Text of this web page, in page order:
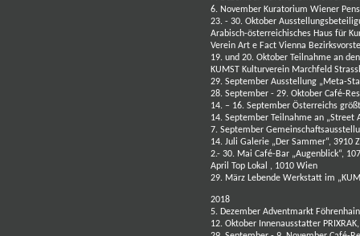
6. November Kuratorium Wiener
23. - 30. Oktober
Arabisch-österreichisches Haus für
Verein Art e Fact Vienna
19. und 20. Oktober Teilnahme an
KUMST Kulturverein Marchfeld
29. September Ausstellung „Meta-
28. September - 29. Oktober Café-
14. – 16. September Österreichs
14. September Teilnahme an „Street
7. September
14. Juli Galerie „Der Sammer“, 3910
2.- 30. Mai Café-Bar „Augenblick“,
April Top Lokal , 1010 Wien
29. März Lebende Werkstatt im
2018
5. Dezember Adventmarkt
12. Oktober Innenausstatter